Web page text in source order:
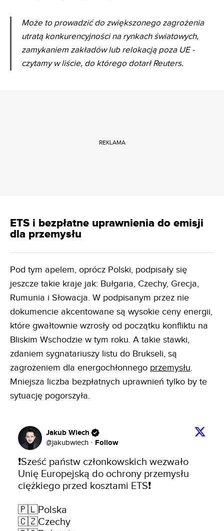
Może to prowadzić do zwiększonego zagrożenia
utratą konkurencyjności na rynkach światowych,
zamykaniem zakładów lub relokacją poza UE -
czytamy w liście, do którego dotarł Reuters.
REKLAMA
ETS i bezpłatne uprawnienia do emisji
dla przemysłu
Pod tym apelem, oprócz Polski, podpisały się
jeszcze takie kraje jak: Bułgaria, Czechy, Grecja,
Rumunia i Słowacja. W podpisanym przez nie
dokumencie akcentowane są wysokie ceny energii,
które gwałtownie wzrosły od początku konfliktu na
Bliskim Wschodzie w tym roku. A takie stawki,
zdaniem sygnatariuszy listu do Brukseli, są
zagrożeniem dla energochłonnego przemysłu.
Mniejsza liczba bezpłatnych uprawnień tylko by te
sytuację pogorszyła.
Jakub Wiech
@jakubwiech · Follow
❗️Sześć państw członkowskich wezwało
Unię Europejską do ochrony przemysłu
ciężkiego przed kosztami ETS❗️
🇵🇱Polska
🇨🇿Czechy